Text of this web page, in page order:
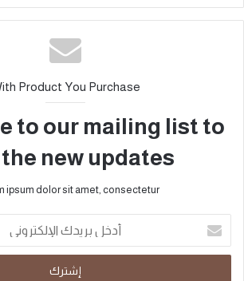
Product You Purchase
to our mailing list to
new updates!
ipsum dolor sit amet, consectetur.